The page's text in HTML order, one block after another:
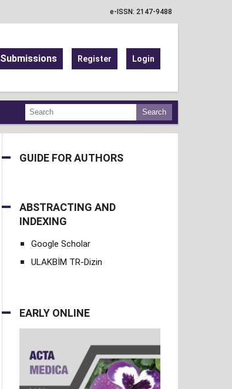
e-ISSN: 2147-9488
Search
Submissions Register Login
GUIDE FOR AUTHORS
ABSTRACTING AND
INDEXING
Google Scholar
ULAKBİM TR-Dizin
EARLY ONLINE